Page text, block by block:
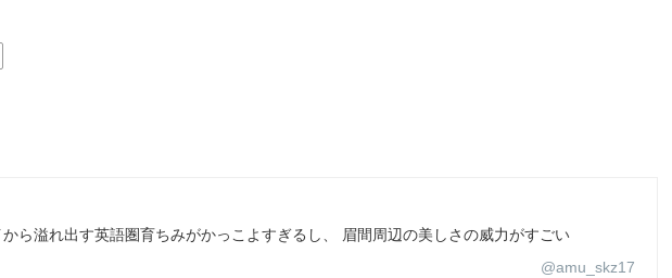
ら溢れ出す英語圏育ちみがかっこよすぎるし、 眉間周辺の美しさの威力がすごい
@amu_skz17